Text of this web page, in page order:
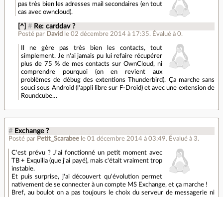
pas très bien les adresses mail secondaires (en tout
cas avec owncloud).
[^] # Re: carddav ?
Posté par David le 02 décembre 2014 à 17:35. Évalué à0.
Il ne gère pas très bien les contacts, tout
simplement. Je n'ai jamais pu lui refaire récupérer
plus de 75 % de mes contacts sur OwnCloud, ni
comprendre pourquoi (on en revient aux
problèmes de débug des extentions Thunderbird). Ça marche sans
souci sous Android (l'appli libre sur F-Droid) et avec une extension de
Roundcube…
# Exchange ?
Posté par Petit_Scarabee le 01 décembre 2014 à 03:49. Évalué à 3.
C'est prévu ? J'ai fonctionné un petit moment avec
TB + Exquilla (que j'ai payé), mais c'était vraiment trop
instable.
Et puis surprise, j'ai découvert qu'évolution permet
nativement de se connecter à un compte MS Exchange, et ça marche !
Bref, au boulot on a pas toujours le choix du serveur de messagerie ni